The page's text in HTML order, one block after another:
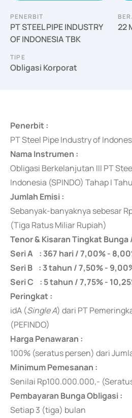
PENERBIT
PT STEEL PIPE INDUSTRY
OF INDONESIA TBK
22
TIPE
Obligasi Korporat
Penerbit :
PT Steel Pipe Industry of
Nama Instrumen :
Obligasi Berkelanjutan III PT
Indonesia (SPINDO) Tahap I
Jumlah Emisi :
Sebanyak-banyaknya sebesar
(Tiga Ratus Miliar Rupiah)
Tenor & Kisaran Tingkat Bunga
Seri A : 367 hari / 7,00% -
Seri B : 3 tahun / 7,50% -
Seri C : 5 tahun / 7,75% -
Peringkat :
idA (Single A) dari PT
(PEFINDO)
Harga Penawaran :
100% (seratus persen) dari
Minimum Pemesanan :
Senilai Rp100.000.000,-
Pembayaran Bunga Obligasi :
Setiap 3 (tiga) bulan